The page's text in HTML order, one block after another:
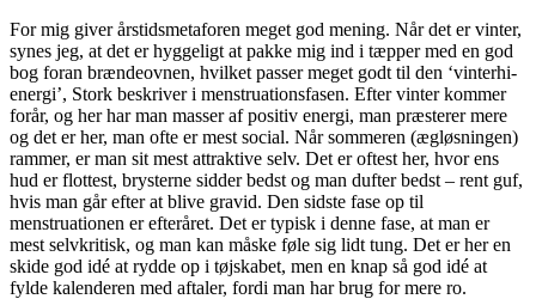
For mig giver årstidsmetaforen meget god mening. Når det er vinter,
synes jeg, at det er hyggeligt at pakke mig ind i tæpper med en god
bog foran brændeovnen, hvilket passer meget godt til den ‘vinterhi-
energi’, Stork beskriver i menstruationsfasen. Efter vinter kommer
forår, og her har man masser af positiv energi, man præsterer mere
og det er her, man ofte er mest social. Når sommeren (ægløsningen)
rammer, er man sit mest attraktive selv. Det er oftest her, hvor ens
hud er flottest, brysterne sidder bedst og man dufter bedst – rent guf,
hvis man går efter at blive gravid. Den sidste fase op til
menstruationen er efteråret. Det er typisk i denne fase, at man er
mest selvkritisk, og man kan måske føle sig lidt tung. Det er her en
skide god idé at rydde op i tøjskabet, men en knap så god idé at
fylde kalenderen med aftaler, fordi man har brug for mere ro.